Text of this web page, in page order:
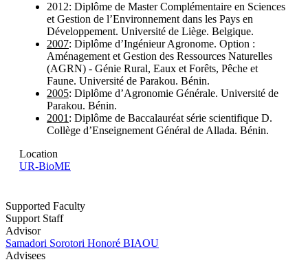
2012: Diplôme de Master Complémentaire en Sciences
et Gestion de l’Environnement dans les Pays en
Développement. Université de Liège. Belgique.
2007: Diplôme d’Ingénieur Agronome. Option :
Aménagement et Gestion des Ressources Naturelles
(AGRN) - Génie Rural, Eaux et Forêts, Pêche et
Faune. Université de Parakou. Bénin.
2005: Diplôme d’Agronomie Générale. Université de
Parakou. Bénin.
2001 : Diplôme de Baccalauréat série scientifique D.
Collège d’Enseignement Général de Allada. Bénin.
Location
UR-BioME
Supported Faculty
Support Staff
Advisor
Samadori Sorotori Honoré BIAOU
Advisees